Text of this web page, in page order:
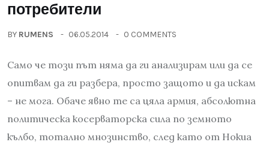
потребители
BY RUMENS 06.05.2014 0 COMMENTS
Само че този път няма да ги анализирам или да се
опитвам да ги разбера, просто защото и да искам
– не мога. Обаче явно те са цяла армия, абсолютна
политическа косерваторска сила по земното
кълбо, тотално мнозинство, след като от Нокиа